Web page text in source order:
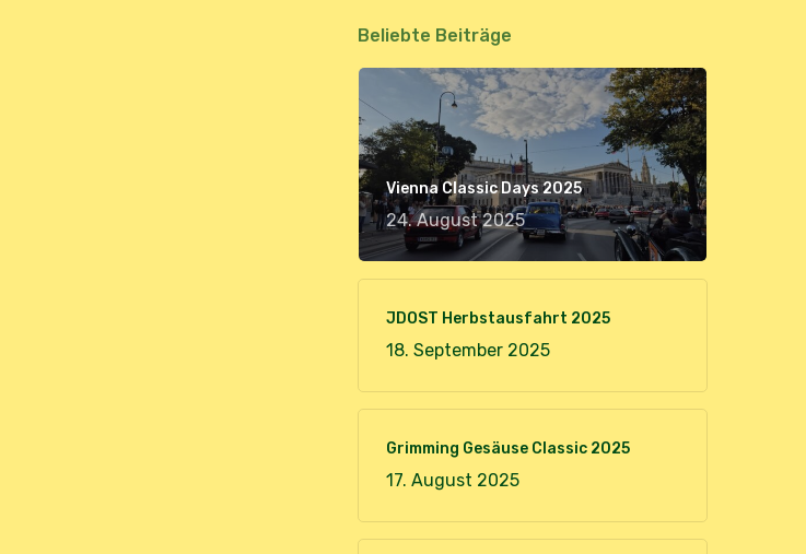
Beliebte Beiträge
Vienna Classic Days 2025
24. August 2025
JDOST Herbstausfahrt 2025
18. September 2025
Grimming Gesäuse Classic 2025
17. August 2025